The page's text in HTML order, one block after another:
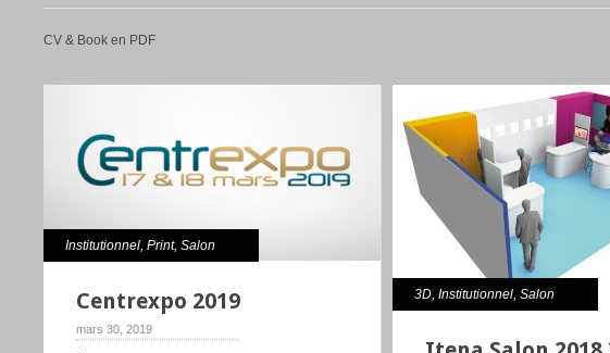
CV & Book en PDF
Institutionnel,Print,Salon
Centrexpo 2019
mars 30, 2019
3D,Institutionnel,Salon